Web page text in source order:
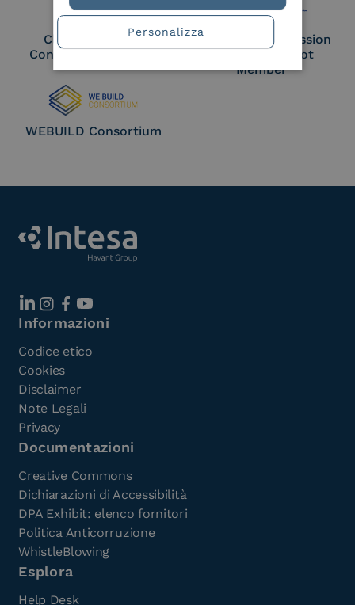
Cloud Signature
Consortium Member
European Commission
Large Scale Pilot
Member
WEBUILD Consortium
Informazioni
Codice etico
Cookies
Disclaimer
Note Legali
Privacy
Documentazioni
Creative Commons
Dichiarazioni di Accessibilità
DPA Exhibit: elenco fornitori
Politica Anticorruzione
WhistleBlowing
Esplora
Help Desk
Personalizza